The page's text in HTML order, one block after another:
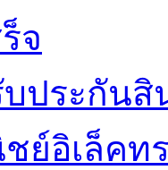
จ
บประกันสิ
ย์อิเล็คท